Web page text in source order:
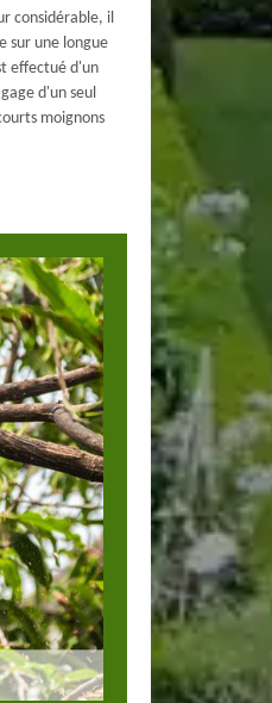
considérable, il
sur une longue
effectué d'un
d'un seul
moignons